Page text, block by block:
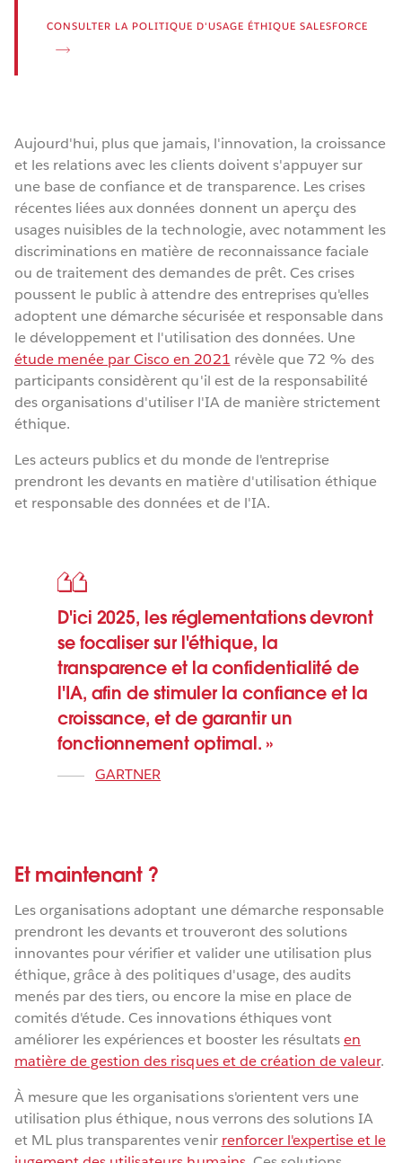
CONSULTER LA POLITIQUE D'USAGE ÉTHIQUE SALESFORCE
Aujourd'hui, plus que jamais, l'innovation, la croissance
et les relations avec les clients doivent s'appuyer sur
une base de confiance et de transparence. Les crises
récentes liées aux données donnent un aperçu des
usages nuisibles de la technologie, avec notamment les
discriminations en matière de reconnaissance faciale
ou de traitement des demandes de prêt. Ces crises
poussent le public à attendre des entreprises qu'elles
adoptent une démarche sécurisée et responsable dans
le développement et l'utilisation des données. Une
étude menée par Cisco en 2021 révèle que 72 % des
participants considèrent qu'il est de la responsabilité
des organisations d'utiliser l'IA de manière strictement
éthique.
Les acteurs publics et du monde de l'entreprise
prendront les devants en matière d'utilisation éthique
et responsable des données et de l'IA.
D'ici 2025, les réglementations devront
se focaliser sur l'éthique, la
transparence et la confidentialité de
l'IA, afin de stimuler la confiance et la
croissance, et de garantir un
fonctionnement optimal.
GARTNER
Et maintenant ?
Les organisations adoptant une démarche responsable
prendront les devants et trouveront des solutions
innovantes pour vérifier et valider une utilisation plus
éthique, grâce à des politiques d'usage, des audits
menés par des tiers, ou encore la mise en place de
comités d'étude. Ces innovations éthiques vont
améliorer les expériences et booster les résultatsen
matière de gestion des risques et de création de valeur.
À mesure que les organisations s'orientent vers une
utilisation plus éthique, nous verrons des solutions IA
et ML plus transparentes venir renforcer l'expertise et le